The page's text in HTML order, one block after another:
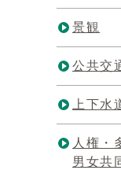
景観
公共交
上下水
人権・
男女共